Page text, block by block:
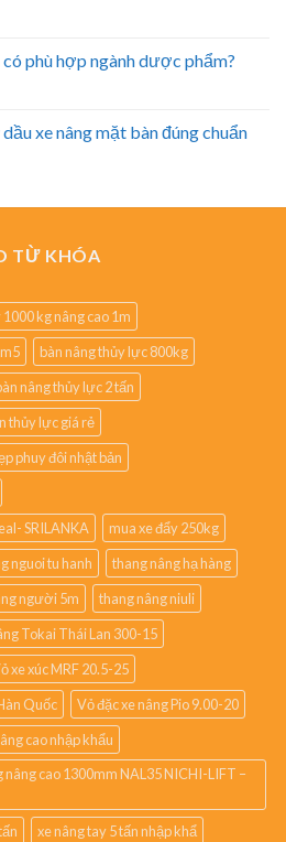
phù hợp ngành dược phẩm?
xe nâng mặt bàn đúng chuẩn
TỪ KHÓA
kg nâng cao 1m
bàn nâng thủy lực 800kg
nâng thủy lực 2 tấn
thủy lực giá rẻ
phuy đôi nhật bản
SRILANKA
mua xe đẩy 250kg
nguoi tu hanh
thang nâng hạ hàng
người 5m
thang nâng niuli
Tokai Thái Lan 300-15
xe xúc MRF 20.5-25
Quốc
Vỏ đặc xe nâng Pio 9.00-20
cao nhập khẩu
nâng cao 1300mm NAL35 NICHI-LIFT –
xe nâng tay 5 tấn nhập khẩ